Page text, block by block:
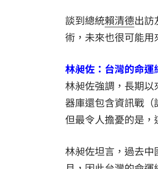
談到總統賴清德出訪
術，未來也很可能用
林昶佐：台灣的命
林昶佐強調，長期
器庫還包含資訊戰
但最令人擔憂的是，
林昶佐坦言，過去